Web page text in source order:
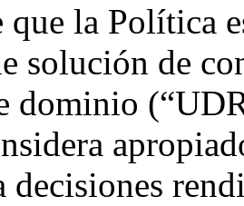
que la Política
solución de
dominio
decisiones